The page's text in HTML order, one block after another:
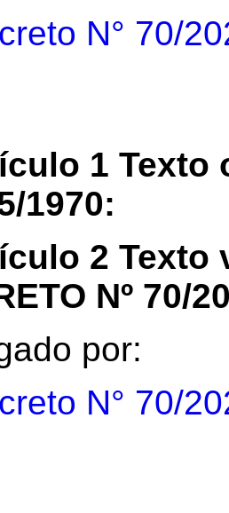
N° 70/
1 Texto
1970:
2 Texto
Nº 70/
por:
N° 70/